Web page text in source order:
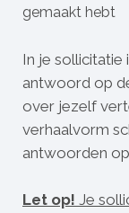
gemaakt hebt
In je sollicitatie
antwoord op
over jezelf
verhaalvorm
antwoorden
Let op! Je